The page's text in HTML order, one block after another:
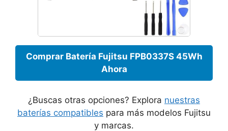
Comprar Batería Fujitsu FPB0337S 45Wh
Ahora
¿Buscas otras opciones? Explora nuestras
baterías compatibles para más modelos Fujitsu
y marcas.